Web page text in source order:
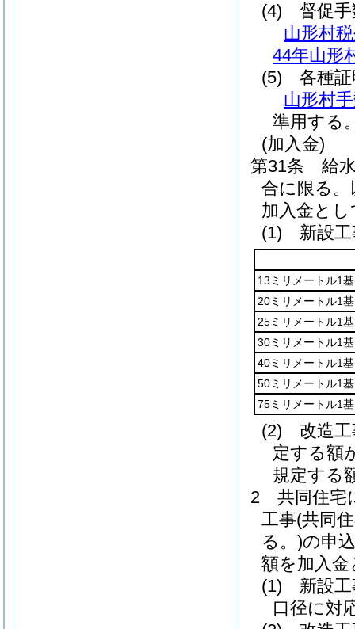
(4)
督促
山形村
44年山形
(5)
各種
山形村
準用する
(加入金)
第31条
給
合に限る
加入金と
(1)
新設
13ミリメートル1
20ミリメートル1
25ミリメートル1
30ミリメートル1
40ミリメートル1
50ミリメートル1
75ミリメートル1
(2)
改造
定する額
規定する
2
共同住宅
工事(共同
る。)の申
額を加入
(1)
新設
口径に対